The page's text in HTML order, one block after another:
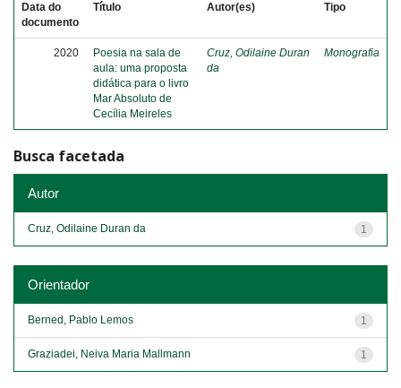
Data do
documento
Título Autor(es) Tipo
2020
Poesia na sala de
aula: uma proposta
didática para o livro
Mar Absoluto de
Cecília Meireles
Cruz, Odilaine Duran
da
Monografia
Busca facetada
Autor
1
Cruz, Odilaine Duran da
Orientador
1
Berned, Pablo Lemos
1
Graziadei, Neiva Maria Mallmann